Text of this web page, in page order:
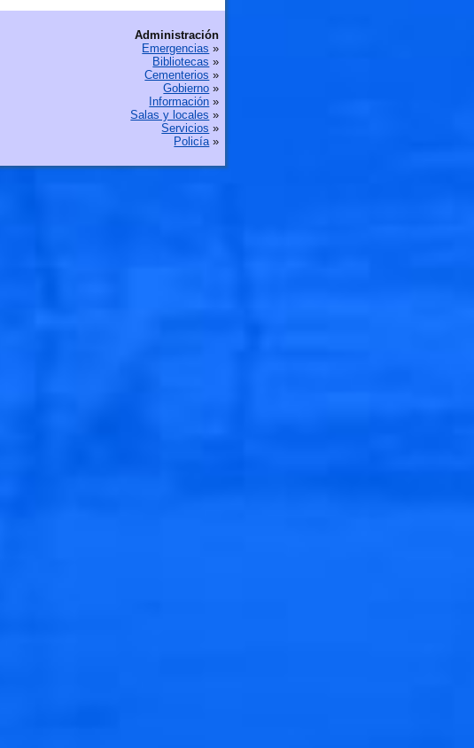
Administración
Emergencias »
Bibliotecas »
Cementerios »
Gobierno »
Información »
Salas y locales »
Servicios »
Policía»